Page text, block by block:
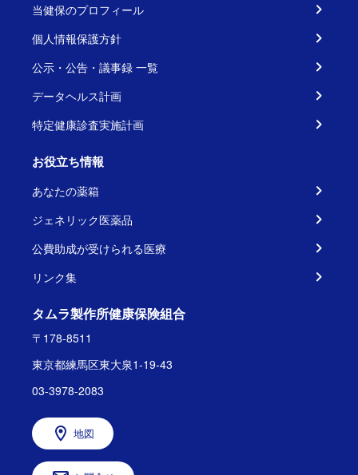
当健保のプロフィール
個人情報保護方針
公示・公告・議事録 一覧
データヘルス計画
特定健康診査実施計画
お役立ち情報
あなたの薬箱
ジェネリック医薬品
公費助成が受けられる医療
リンク集
タムラ製作所健康保険組合
〒178-8511
東京都練馬区東大泉1-19-43
03-3978-2083
地図